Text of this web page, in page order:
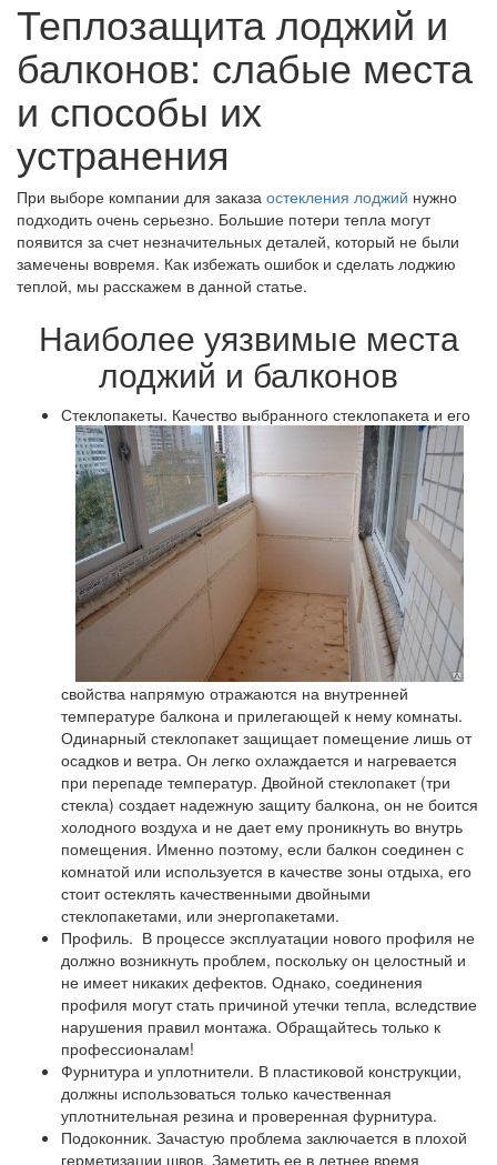
Теплозащита лоджий и
балконов: слабые места
и способы их
устранения
При выборе компании для заказа остекления лоджий нужно
подходить очень серьезно. Большие потери тепла могут
появится за счет незначительных деталей, который не были
замечены вовремя. Как избежать ошибок и сделать лоджию
теплой, мы расскажем в данной статье.
Наиболее уязвимые места
лоджий и балконов
Стеклопакеты. Качество выбранного стеклопакета и его
свойства напрямую отражаются на внутренней
температуре балкона и прилегающей к нему комнаты.
Одинарный стеклопакет защищает помещение лишь от
осадков и ветра. Он легко охлаждается и нагревается
при перепаде температур. Двойной стеклопакет (три
стекла) создает надежную защиту балкона, он не боится
холодного воздуха и не дает ему проникнуть во внутрь
помещения. Именно поэтому, если балкон соединен с
комнатой или используется в качестве зоны отдыха, его
стоит остеклять качественными двойными
стеклопакетами, или энергопакетами.
Профиль. В процессе эксплуатации нового профиля не
должно возникнуть проблем, поскольку он целостный и
не имеет никаких дефектов. Однако, соединения
профиля могут стать причиной утечки тепла, вследствие
нарушения правил монтажа. Обращайтесь только к
профессионалам!
Фурнитура и уплотнители. В пластиковой конструкции,
должны использоваться только качественная
уплотнительная резина и проверенная фурнитура.
Подоконник. Зачастую проблема заключается в плохой
герметизации швов. Заметить ее в летнее время